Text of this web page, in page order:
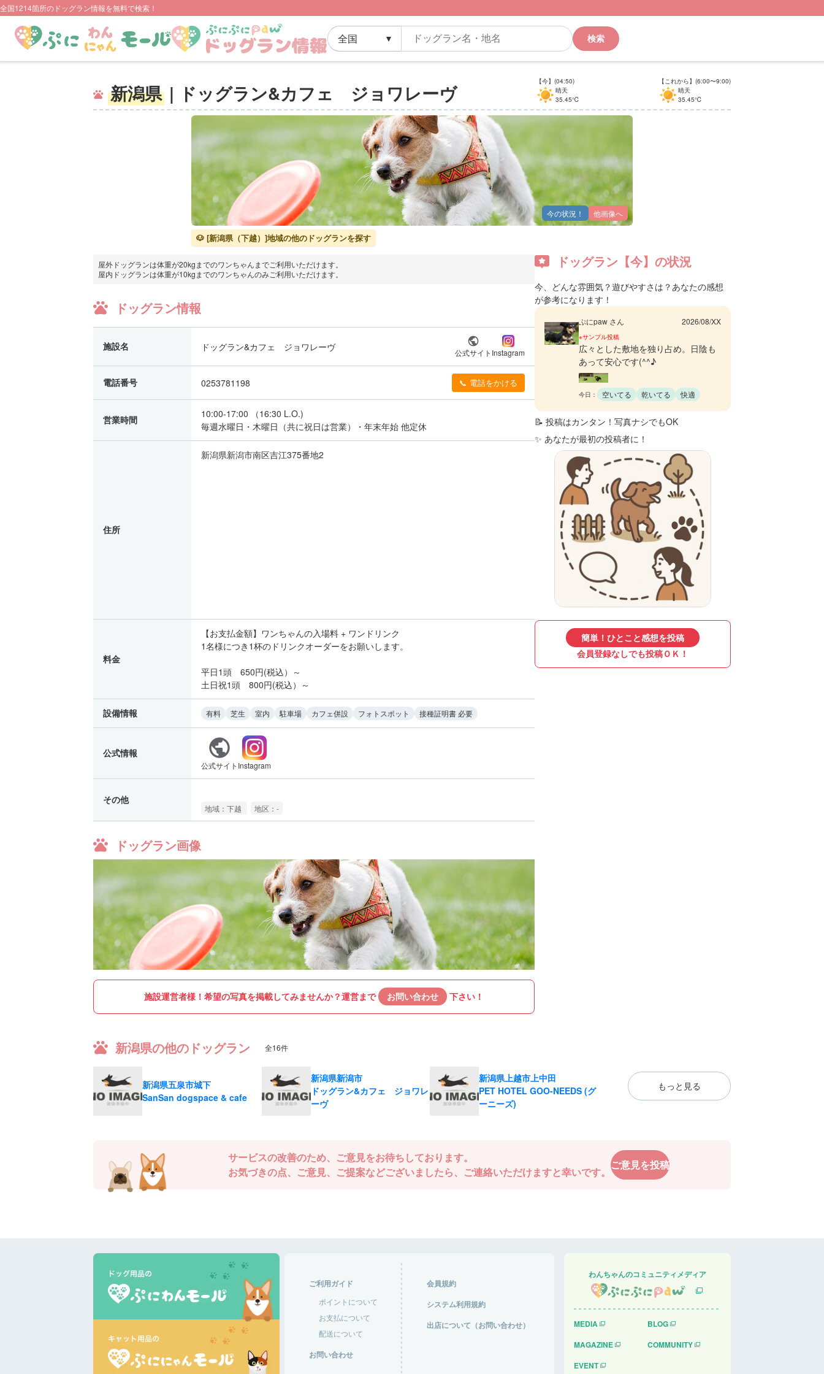
全国1214箇所のドッグラン情報を無料で検索！
検索
新潟県 | ドッグラン&カフェ ジョワレーヴ
【今】(04:50)
晴天
35.45℃
【これから】(6:00〜9:00)
晴天
35.45℃
今の状況！ 他画像へ
🐶 [新潟県（下越）]地域の他のドッグランを探す
屋外ドッグランは体重が20kgまでのワンちゃんまでご利用いただけます。
屋内ドッグランは体重が10kgまでのワンちゃんのみご利用いただけます。
ドッグラン情報
施設名 ドッグラン&カフェ ジョワレーヴ 公式サイト Instagram
電話番号 0253781198 📞 電話をかける
営業時間
10:00-17:00 （16:30 L.O.)
毎週水曜日・木曜日（共に祝日は営業）・年末年始 他定休
住所
新潟県新潟市南区吉江375番地2
料金
【お支払金額】ワンちゃんの入場料 + ワンドリンク
1名様につき1杯のドリンクオーダーをお願いします。
平日1頭 650円(税込）～
土日祝1頭 800円(税込）～
設備情報 有料 芝生 室内 駐車場 カフェ併設 フォトスポット 接種証明書 必要
公式情報
公式サイト Instagram
その他
地域：下越 地区：-
ドッグラン画像
施設運営者様！ 希望の写真を掲載してみませんか？運営まで お問い合わせ 下さい！
ドッグラン【今】の状況
今、どんな雰囲気？遊びやすさは？あなたの感想
が参考になります！
ぷにpaw さん 2026/08/XX
※サンプル投稿
広々とした敷地を独り占め。日陰も
あって安心です(^^♪
今日： 空いてる 乾いてる 快適
📝 投稿はカンタン！写真ナシでもOK
✨ あなたが最初の投稿者に！
簡単！ひとこと感想を投稿
会員登録なしでも投稿ＯＫ！
新潟県の他のドッグラン 全16件
新潟県五泉市城下
SanSan dogspace & cafe
新潟県新潟市
ドッグラン&カフェ ジョワレ
ーヴ
新潟県上越市上中田
PET HOTEL GOO-NEEDS (グ
ーニーズ)
もっと見る
サービスの改善のため、ご意見をお待ちしております。
お気づきの点、ご意見、ご提案などございましたら、ご連絡いただけますと幸いです。
ご意見を投稿
ご利用ガイド
ポイントについて
お支払について
配送について
お問い合わせ
会員規約
システム利用規約
出店について（お問い合わせ）
わんちゃんのコミュニティメディア
MEDIA
BLOG
MAGAZINE
COMMUNITY
EVENT